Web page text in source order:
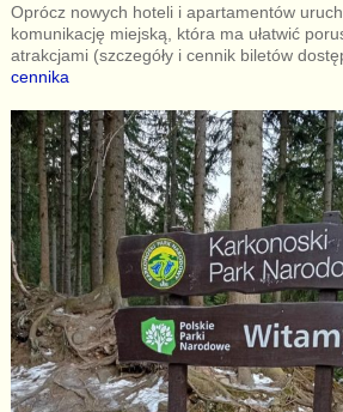
Oprócz nowych hoteli i apartamentów
komunikację miejską, która ma ułatwić
atrakcjami (szczegóły i cennik biletów
cennika